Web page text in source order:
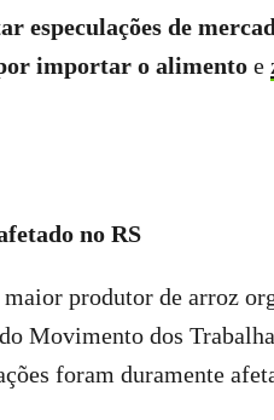
especulações de
importar o alimento e
no RS
produtor de arroz
Movimento dos
foram duramente